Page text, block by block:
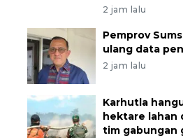
2 jam lalu
Pemprov
ulang data
2 jam lalu
Karhutla
hektare lahan
tim gabungan